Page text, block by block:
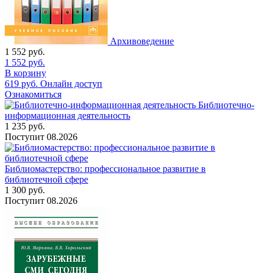
Архивоведение
1 552 руб.
1 552 руб.
В корзину
619 руб. Онлайн доступ
Ознакомиться
Библиотечно-
информационная деятельность
1 235 руб.
Поступит 08.2026
Библиомастерство: профессиональное развитие в
библиотечной сфере
1 300 руб.
Поступит 08.2026